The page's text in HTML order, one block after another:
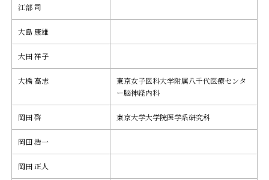
江部 司
大島 康雄
大田 祥子
大橋 高志
東京女子医科大学附属八千代医療センタ
ー脳神経内科
岡田 啓 東京大学大学院医学系研究科
岡田 浩一
岡田 正人